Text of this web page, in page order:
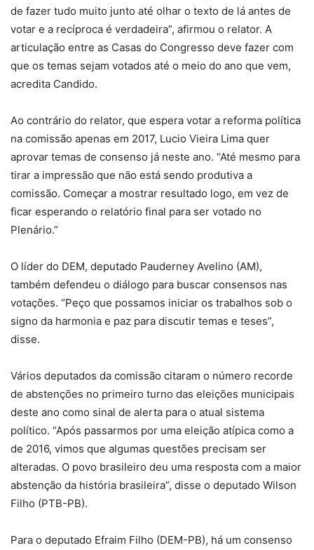
de fazer tudo muito junto até olhar o texto de lá antes de
votar e a recíproca é verdadeira”, afirmou o relator. A
articulação entre as Casas do Congresso deve fazer com
que os temas sejam votados até o meio do ano que vem,
acredita Candido.
Ao contrário do relator, que espera votar a reforma política
na comissão apenas em 2017, Lucio Vieira Lima quer
aprovar temas de consenso já neste ano. “Até mesmo para
tirar a impressão que não está sendo produtiva a
comissão. Começar a mostrar resultado logo, em vez de
ficar esperando o relatório final para ser votado no
Plenário.”
O líder do DEM, deputado Pauderney Avelino (AM),
também defendeu o diálogo para buscar consensos nas
votações. “Peço que possamos iniciar os trabalhos sob o
signo da harmonia e paz para discutir temas e teses”,
disse.
Vários deputados da comissão citaram o número recorde
de abstenções no primeiro turno das eleições municipais
deste ano como sinal de alerta para o atual sistema
político. “Após passarmos por uma eleição atípica como a
de 2016, vimos que algumas questões precisam ser
alteradas. O povo brasileiro deu uma resposta com a maior
abstenção da história brasileira”, disse o deputado Wilson
Filho (PTB-PB).
Para o deputado Efraim Filho (DEM-PB), há um consenso